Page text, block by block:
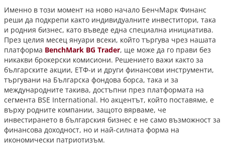
Именно в този момент на ново начало БенчМарк Финанс
реши да подкрепи както индивидуалните инвеститори, така
и родния бизнес, като въведе една специална инициатива.
През целия месец януари всеки, който търгува чрез нашата
платформа BenchMark BG Trader, ще може да го прави без
никакви брокерски комисиони. Решението важи както за
българските акции, ЕТФ-и и други финансови инструменти,
търгувани на Българска фондова борса, така и за
международните такива, достъпни през платформата на
сегмента BSE International. Но акцентът, който поставяме, е
върху родните компании, защото вярваме, че
инвестирането в българския бизнес е не само възможност за
финансова доходност, но и най-силната форма на
икономически патриотизъм.